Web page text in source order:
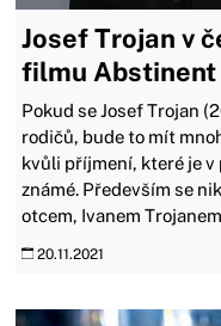
Josef Trojan v
filmu
Pokud se Josef Trojan
rodičů, bude to mít
kvůli příjmení, které je
známé. Především se
otcem, Ivanem
20.11.2021